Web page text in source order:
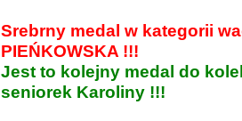
Srebrny medal w kategorii
PIEŃKOWSKA !!!
Jest to kolejny medal do
seniorek Karoliny !!!